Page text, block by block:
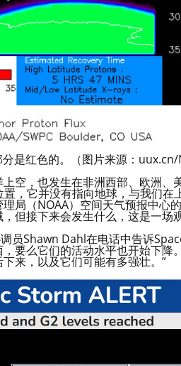
是红色的。（图片来源：uux.cn/
空，也发生在非洲西部、欧洲、
，它并没有指向地球，与我们在
局（NOAA）空间天气预报中心
但接下来会发生什么，这是一场观
员Shawn Dahl在电话中告诉
要么它们的活动水平也开始下降
来，以及它们可能有多强壮。”